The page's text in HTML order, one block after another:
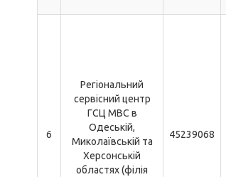
6
Регіональний
сервісний центр
ГСЦ МВС в
Одеській,
Миколаївській та
Херсонській
областях (філія
45239068